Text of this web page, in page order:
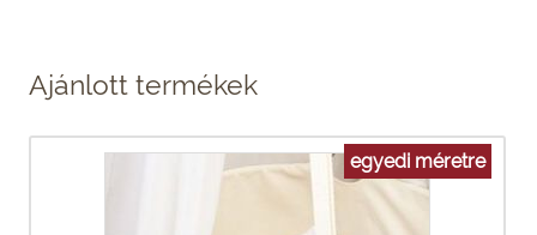
Ajánlott termékek
egyedi méretre